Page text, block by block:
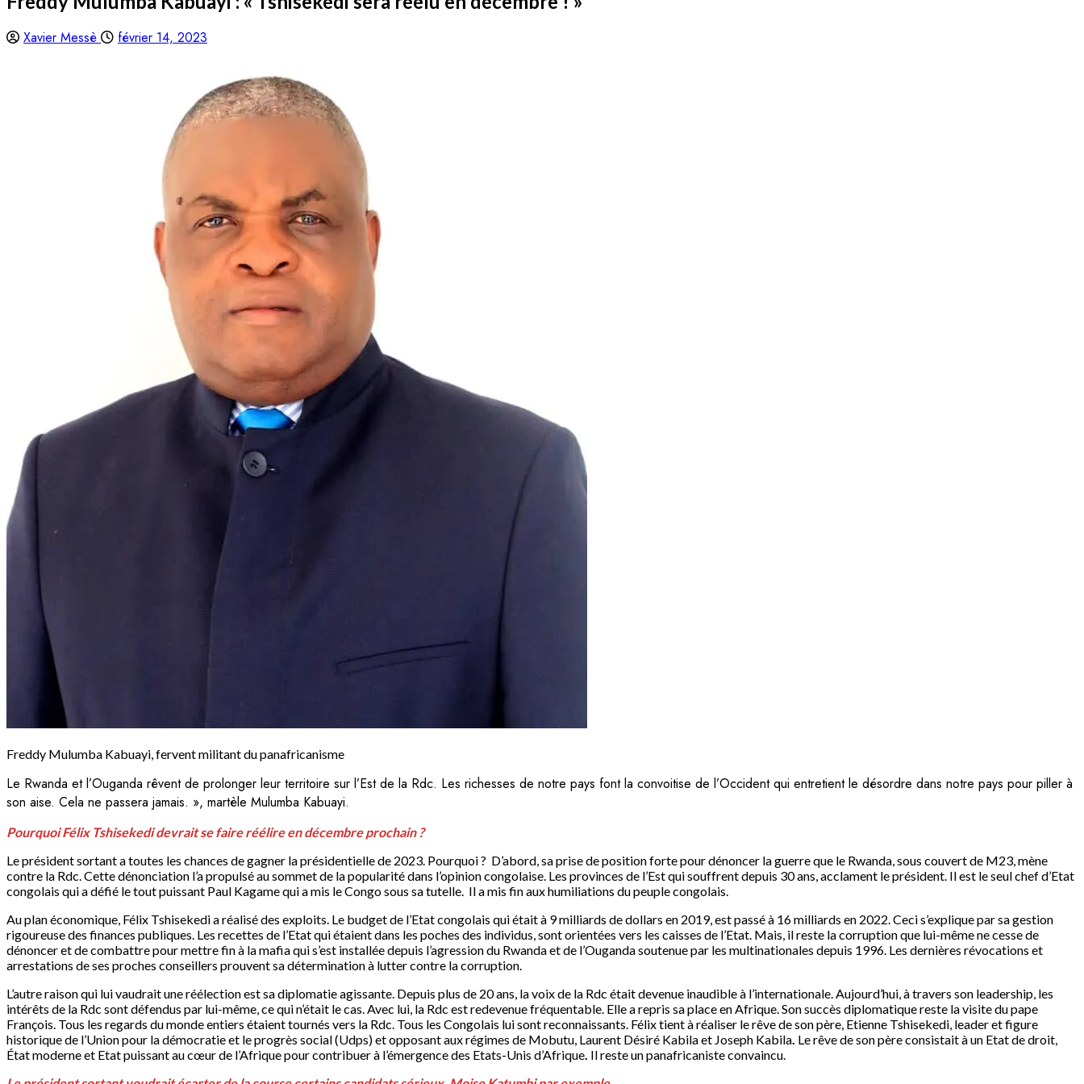
Xavier Messè février 14, 2023
Freddy Mulumba Kabuayi, fervent militant du panafricanisme
Le Rwanda et l’Ouganda rêvent de prolonger leur territoire sur l’Est de la Rdc. Les richesses de notre pays font la convoitise de l’Occident qui entretient le désordre dans notre pays pour piller à
son aise. Cela ne passera jamais. », martèle Mulumba Kabuayi.
Pourquoi Félix Tshisekedi devrait se faire réélire en décembre prochain ?
Le président sortant a toutes les chances de gagner la présidentielle de 2023. Pourquoi ? D’abord, sa prise de position forte pour dénoncer la guerre que le Rwanda, sous couvert de M23, mène
contre la Rdc. Cette dénonciation l’a propulsé au sommet de la popularité dans l’opinion congolaise. Les provinces de l’Est qui souffrent depuis 30 ans, acclament le président. Il est le seul chef d’Etat
congolais qui a défié le tout puissant Paul Kagame qui a mis le Congo sous sa tutelle. Il a mis fin aux humiliations du peuple congolais.
Au plan économique, Félix Tshisekedi a réalisé des exploits. Le budget de l’Etat congolais qui était à 9 milliards de dollars en 2019, est passé à 16 milliards en 2022. Ceci s’explique par sa gestion
rigoureuse des finances publiques. Les recettes de l’Etat qui étaient dans les poches des individus, sont orientées vers les caisses de l’Etat. Mais, il reste la corruption que lui-même ne cesse de
dénoncer et de combattre pour mettre fin à la mafia qui s’est installée depuis l’agression du Rwanda et de l’Ouganda soutenue par les multinationales depuis 1996. Les dernières révocations et
arrestations de ses proches conseillers prouvent sa détermination à lutter contre la corruption.
L’autre raison qui lui vaudrait une réélection est sa diplomatie agissante. Depuis plus de 20 ans, la voix de la Rdc était devenue inaudible à l’internationale. Aujourd’hui, à travers son leadership, les
intérêts de la Rdc sont défendus par lui-même, ce qui n’était le cas. Avec lui, la Rdc est redevenue fréquentable. Elle a repris sa place en Afrique. Son succès diplomatique reste la visite du pape
François. Tous les regards du monde entiers étaient tournés vers la Rdc. Tous les Congolais lui sont reconnaissants. Félix tient à réaliser le rêve de son père, Etienne Tshisekedi, leader et figure
historique de l’Union pour la démocratie et le progrès social (Udps) et opposant aux régimes de Mobutu, Laurent Désiré Kabila et Joseph Kabila. Le rêve de son père consistait à un Etat de droit,
État moderne et Etat puissant au cœur de l’Afrique pour contribuer à l’émergence des Etats-Unis d’Afrique. Il reste un panafricaniste convaincu.